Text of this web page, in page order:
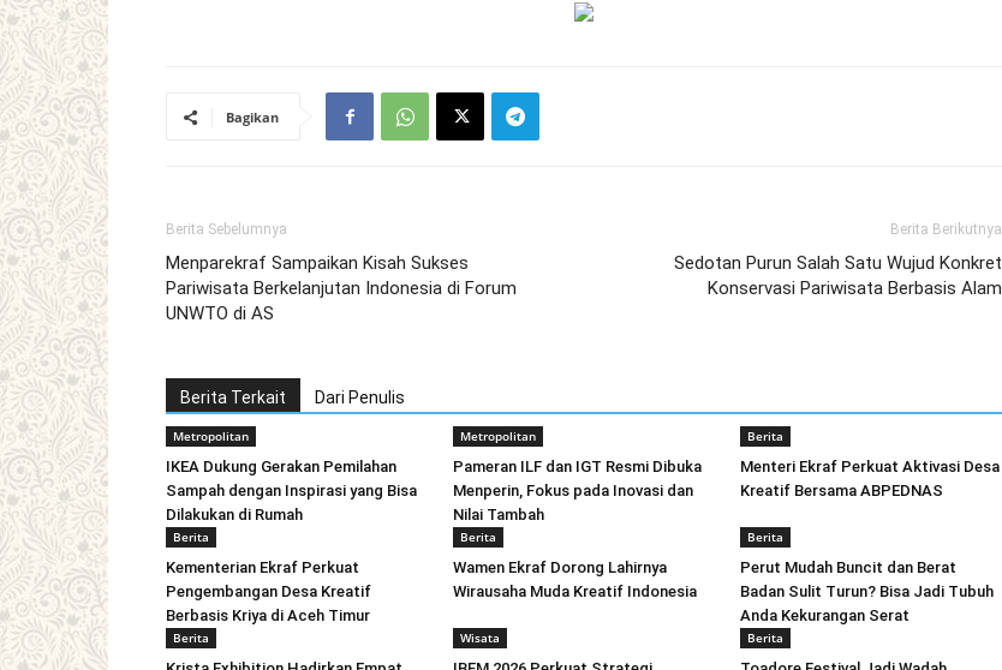
Bagikan
Berita Sebelumnya
Menparekraf Sampaikan Kisah Sukses
Pariwisata Berkelanjutan Indonesia di Forum
UNWTO di AS
Berita Berikutnya
Sedotan Purun Salah Satu Wujud Konkret
Konservasi Pariwisata Berbasis Alam
Berita Terkait Dari Penulis
Metropolitan
IKEA Dukung Gerakan Pemilahan
Sampah dengan Inspirasi yang Bisa
Dilakukan di Rumah
Metropolitan
Pameran ILF dan IGT Resmi Dibuka
Menperin, Fokus pada Inovasi dan
Nilai Tambah
Berita
Menteri Ekraf Perkuat Aktivasi Desa
Kreatif Bersama ABPEDNAS
Berita
Kementerian Ekraf Perkuat
Pengembangan Desa Kreatif
Berbasis Kriya di Aceh Timur
Berita
Wamen Ekraf Dorong Lahirnya
Wirausaha Muda Kreatif Indonesia
Berita
Perut Mudah Buncit dan Berat
Badan Sulit Turun? Bisa Jadi Tubuh
Anda Kekurangan Serat
Berita Wisata Berita